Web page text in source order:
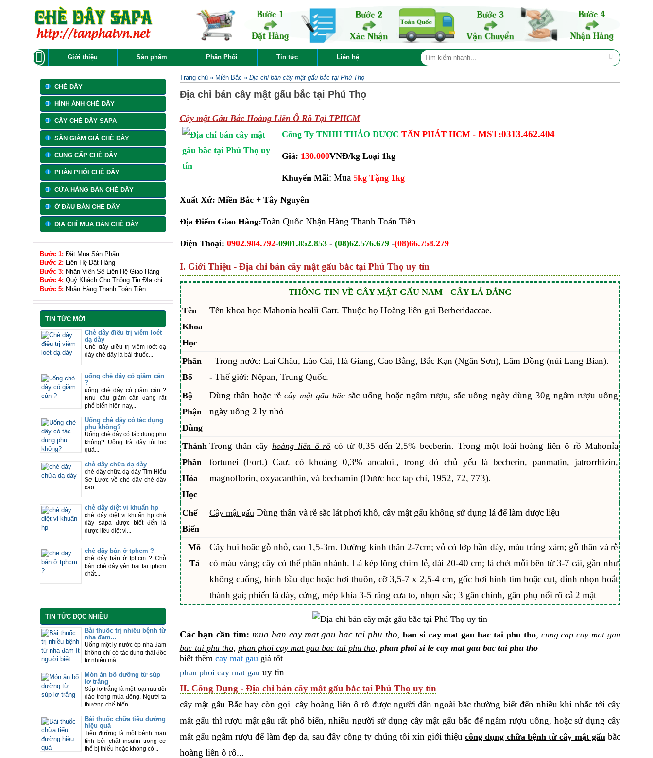
Giới thiệu Sản phẩm Phân Phối Tin tức Liên hệ
CHÈ DÂY
HÌNH ẢNH CHÈ DÂY
CÂY CHÈ DÂY SAPA
SĂN GIẢM GIÁ CHÈ DÂY
CUNG CẤP CHÈ DÂY
PHÂN PHỐI CHÈ DÂY
CỬA HÀNG BÁN CHÈ DÂY
Ở ĐÂU BÁN CHÈ DÂY
ĐỊA CHỈ MUA BÁN CHÈ DÂY
Bước 1: Đặt Mua Sản Phẩm
Bước 2: Liên Hệ Đặt Hàng
Bước 3: Nhân Viên Sẽ Liên Hệ Giao Hàng
Bước 4: Quý Khách Cho Thông Tin ĐỊa chỉ
Bước 5: Nhận Hàng Thanh Toàn Tiền
TIN TỨC MỚI
Chè dây điều trị viêm loét
dạ dày
Chè dây điều trị viêm loét dạ
dày chè dây là bài thuốc...
uống chè dây có giảm cân
?
uống chè dây có giảm cân ?
Nhu cầu giảm cân đang rất
phổ biến hiện nay,...
Uống chè dây có tác dụng
phụ không?
Uống chè dây có tác dụng phụ
không? Uống trà dây túi lọc
quá...
chè dây chữa dạ dày
chè dây chữa dạ dày Tim Hiểu
Sơ Lược về chè dây chè dây
cao...
chè dây diệt vi khuẩn hp
chè dây diệt vi khuẩn hp chè
dây sapa được biết đến là
dược liêu diệt vi...
chè dây bán ở tphcm ?
chè dây bán ở tphcm ? Chỗ
bán chè dây yên bái tại tphcm
chất...
TIN TỨC ĐỌC NHIỀU
Bài thuốc trị nhiều bệnh từ
nha đam...
Uống một ly nước ép nha đam
không chỉ có tác dụng thải độc
tự nhiên mà...
Món ăn bổ dưỡng từ súp
lơ trắng
Súp lơ trắng là một loại rau dồi
dào trong mùa đông. Người ta
thường chế biến...
Bài thuốc chữa tiểu đường
hiệu quả
Tiểu đường là một bệnh mạn
tính bởi chất insulin trong cơ
thể bị thiếu hoặc không có...
Trang chủ » Miền Bắc » Địa chỉ bán cây mật gấu bắc tại Phú Thọ
Địa chỉ bán cây mật gấu bắc tại Phú Thọ
Cây mật Gấu Bắc Hoàng Liên Ô Rô Tại TPHCM
Công Ty TNHH THẢO DƯỢC TẤN PHÁT HCM - MST:0313.462.404
Giá: 130.000VNĐ/kg Loại 1kg
Khuyến Mãi: Mua 5kg Tặng 1kg
Xuất Xứ: Miền Bắc + Tây Nguyên
Địa Điểm Giao Hàng:Toàn Quốc Nhận Hàng Thanh Toán Tiền
Điện Thoại: 0902.984.792-0901.852.853- (08)62.576.679-(08)66.758.279
I. Giới Thiệu - Địa chỉ bán cây mật gấu bắc tại Phú Thọ uy tín
THÔNG TIN VỀ CÂY MẬT GẤU NAM - CÂY LÁ ĐẮNG
Tên
Khoa
Học
Tên khoa học Mahonia healiì Carr. Thuộc họ Hoàng liên gai Berberidaceae.
Phân
Bố
- Trong nước: Lai Châu, Lào Cai, Hà Giang, Cao Bằng, Bắc Kạn (Ngân Sơn), Lâm Đồng (núi Lang Bian).
- Thế giới: Nêpan, Trung Quốc.
Bộ
Phận
Dùng
Dùng thân hoặc rễ cây mật gấu bắc sắc uống hoặc ngâm rượu, sắc uống ngày dùng 30g ngâm rượu uống
ngày uống 2 ly nhỏ
Thành
Phần
Hóa
Học
Trong thân cây hoàng liên ô rô có từ 0,35 đến 2,5% becberin. Trong một loài hoàng liên ô rồ Mahonỉa
fortunei (Fort.) Caư. có khoáng 0,3% ancaloit, trong đó chủ yếu là becberin, panmatin, jatrorrhizin,
magnoflorin, oxyacanthin, và becbamin (Dược học tạp chí, 1952, 72, 773).
Chế
Biến
Cây mật gấu Dùng thân và rễ sắc lát phơi khô, cây mật gấu không sử dụng lá để làm dược liệu
Mô
Tả
Cây bụi hoặc gỗ nhỏ, cao 1,5-3m. Đường kính thân 2-7cm; vỏ có lớp bần dày, màu trắng xám; gỗ thân và rễ
có màu vàng; cây có thể phân nhánh. Lá kép lông chim lẻ, dài 20-40 cm; lá chét mỗi bên từ 3-7 cái, gần như
không cuống, hình bầu dục hoặc hơi thuôn, cỡ 3,5-7 x 2,5-4 cm, gốc hơi hình tim hoặc cụt, đỉnh nhọn hoắt
thành gai; phiến lá dày, cứng, mép khía 3-5 răng cưa to, nhọn sắc; 3 gân chính, gân phụ nổi rõ cả 2 mặt
Các bạn cần tìm: mua ban cay mat gau bac tai phu tho, ban si cay mat gau bac tai phu tho, cung cap cay mat gau
bac tai phu tho, phan phoi cay mat gau bac tai phu tho, phan phoi si le cay mat gau bac tai phu tho
biết thêm cay mat gau giá tốt
phan phoi cay mat gau uy tin
II. Công Dụng - Địa chỉ bán cây mật gấu bắc tại Phú Thọ uy tín
cây mật gấu Bắc hay còn gọi cây hoàng liên ô rô được người dân ngoài bắc thường biết đến nhiều khi nhắc tới cây
mật gấu thì rượu mật gấu rất phổ biến, nhiều người sử dụng cây mật gấu bắc để ngâm rượu uống, hoặc sử dụng cây
mât gấu ngâm rượu để làm đẹp da, sau đây công ty chúng tôi xin giới thiệucông dụng chữa bệnh từ cây mật gấu bắc
hoàng liên ô rô...